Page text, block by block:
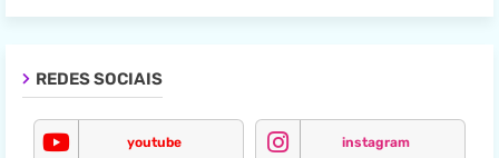
REDES SOCIAIS
youtube instagram